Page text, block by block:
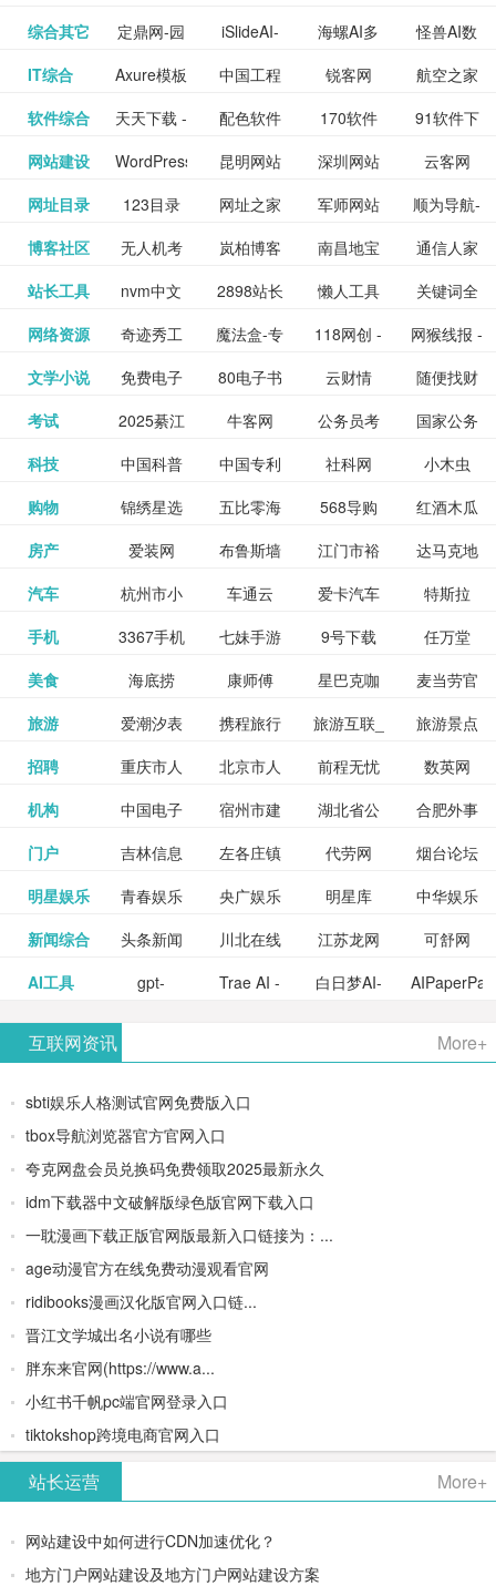
全 频
包括上映
影片的影
讯查询及
购票服
务。你可
和看过的
电影电视
剧，顺便
打分、写
味，豆瓣
电影会推
荐好电影
给你。
_www.sanmao.com.cn_
素材免费
图库
nas论
坛|nas1.cn|nas1|nas
流社区
文写作-AI
毕业设计-
PPT模板
生成
作 - 国内
领先的AI
图片、文
案创作平
讯飞星火-
懂我的AI
助手
更多>>
综合其它 定鼎网-园
林景观建
筑室内设
iSlideAI-
一键生成
PPT模板
海螺AI多
模态大语
言模型
怪兽AI数
字人
九章开物 更多>>
IT综合 Axure模板
网
中国工程
科技知识
中心
锐客网
航空之家
牛品汇
更多>>
软件综合 天天下载 -
绿色精品
软件应用
配色软件
园
170软件
下载站
91软件下
载
yx12345
下载站
更多>>
网站建设 WordPress
主题模板
下载_爱主
昆明网站
建设
深圳网站
建设
云客网
SEO众包
服务平台
深圳网站
建设
更多>>
网址目录 123目录
网
网址之家 军师网站
目录网址
大全
顺为导航-
办公运营
工具导航
易推分类
目录网
更多>>
博客社区 无人机考
证资讯网
岚柏博客 南昌地宝
网_南昌论
坛
通信人家
园
精易论坛 更多>>
站长工具 nvm中文
网
2898站长
资源平台
懒人工具 关键词全
网指数查
询
SEO工具
- 站长之家
更多>>
网络资源 奇迹秀工
具箱-设计
师必备设
辅助神器
魔法盒-专
业的游戏
动画特效
118网创 -
创业项目
资源分享
网猴线报 -
一个简单
且纯粹的
网站
线报酷 -
专注线报
活动
更多>>
文学小说 免费电子
书下载
网,txt小说
完结txt小
说-书本网
80电子书
_八零电子
书_80txt_
云财情 随便找财
经网
钱如故 更多>>
考试 2025綦江
区中考志
愿填报系
牛客网 公务员考
试-中公教
育网
国家公务
员局
公务员考
试信息网
更多>>
科技 中国科普
博览
中国专利
信息网
社科网
小木虫
中国科学
院
更多>>
购物 锦绣星选
海淘
五比零海
淘网
568导购
网
红酒木瓜
靓汤官网
淘宝 更多>>
房产 爱装网 布鲁斯墙
纸
江门市裕
华墙纸
达马克地
产
格莱美墙
纸
更多>>
汽车 杭州市小
客车总量
调控管理
车通云 爱卡汽车
导购
特斯拉
百度有驾
网
更多>>
手机 3367手机
游戏
七妹手游 9号下载
任万堂
游戏邦
更多>>
美食 海底捞 康师傅 星巴克咖
啡
麦当劳官
网
心食谱网 更多>>
旅游 爱潮汐表 携程旅行
网
旅游互联_
景点门票
预订
旅游景点
点评-猫途
鹰
北京旅游
网
更多>>
招聘 重庆市人
力资源和
社会保障
北京市人
力资源和
社会保障
前程无忧
招聘网
数英网
聘才网
更多>>
机构 中国电子
检验检疫
业务网
宿州市建
委网
湖北省公
管局
合肥外事
办
湖北省粮
食局
更多>>
门户 吉林信息
网
左各庄镇
论坛
代劳网
烟台论坛
腾讯充值
中心
更多>>
明星娱乐 青春娱乐
网
央广娱乐
网,
明星库 中华娱乐
网
网易娱乐 更多>>
新闻综合 头条新闻 川北在线 江苏龙网
可舒网
巾帼网
更多>>
AI工具 gpt-
OpenAI最
新AI图像
生成器
Trae AI -
境/深度集
成
Doubao-
1.5-pro与
白日梦AI-
- AI论文写
高质量
PPT
互联网资讯 More+
sbti娱乐人格测试官网免费版入口
tbox导航浏览器官方官网入口
夸克网盘会员兑换码免费领取2025最新永久
idm下载器中文破解版绿色版官网下载入口
一耽漫画下载正版官网版最新入口链接为：...
age动漫官方在线免费动漫观看官网
ridibooks漫画汉化版官网入口链...
晋江文学城出名小说有哪些
胖东来官网(https://www.a...
小红书千帆pc端官网登录入口
tiktokshop跨境电商官网入口
站长运营 More+
网站建设中如何进行CDN加速优化？
地方门户网站建设及地方门户网站建设方案